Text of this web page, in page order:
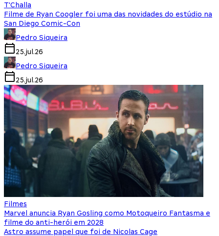
T'Challa
Filme de Ryan Coogler foi uma das novidades do estúdio na
San Diego Comic-Con
Pedro Siqueira
25.jul.26
Pedro Siqueira
25.jul.26
Filmes
Marvel anuncia Ryan Gosling como Motoqueiro Fantasma e
filme do anti-herói em 2028
Astro assume papel que foi de Nicolas Cage